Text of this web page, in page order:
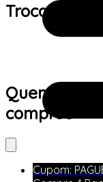
Trocas e
Quem viu
comprou